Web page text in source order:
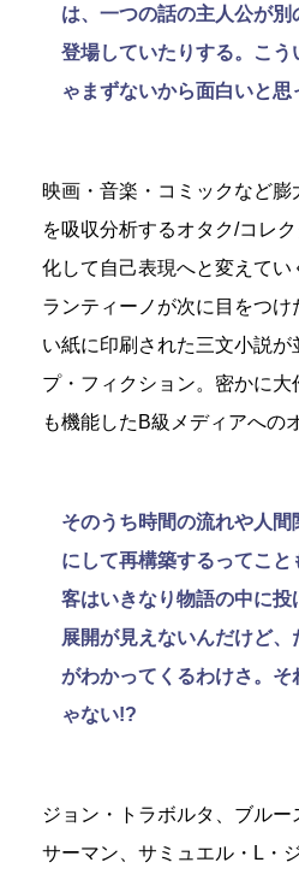
は、一つの話の主人公が別
登場していたりする。こう
ゃまずないから面白いと思
映画・音楽・コミックなど
を吸収分析するオタク/コレ
化して自己表現へと変えてい
ランティーノが次に目をつ
い紙に印刷された三文小説
プ・フィクション。密かに大
も機能したB級メディアへの
そのうち時間の流れや人間
にして再構築するってこ
客はいきなり物語の中に投
展開が見えないんだけど
がわかってくるわけさ。そ
ゃない!?
ジョン・トラボルタ、ブルー
サーマン、サミュエル・L・